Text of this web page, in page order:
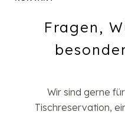
Fragen,
Wir sind gerne
Tischreservation,